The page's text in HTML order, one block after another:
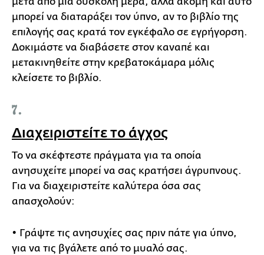
μπορεί να διαταράξει τον ύπνο, αν το βιβλίο της
επιλογής σας κρατά τον εγκέφαλο σε εγρήγορση.
Δοκιμάστε να διαβάσετε στον καναπέ και
μετακινηθείτε στην κρεβατοκάμαρα μόλις
κλείσετε το βιβλίο.
7.
Διαχειριστείτε το άγχος
Το να σκέφτεστε πράγματα για τα οποία
ανησυχείτε μπορεί να σας κρατήσει άγρυπνους.
Για να διαχειριστείτε καλύτερα όσα σας
απασχολούν:
• Γράψτε τις ανησυχίες σας πριν πάτε για ύπνο,
για να τις βγάλετε από το μυαλό σας.